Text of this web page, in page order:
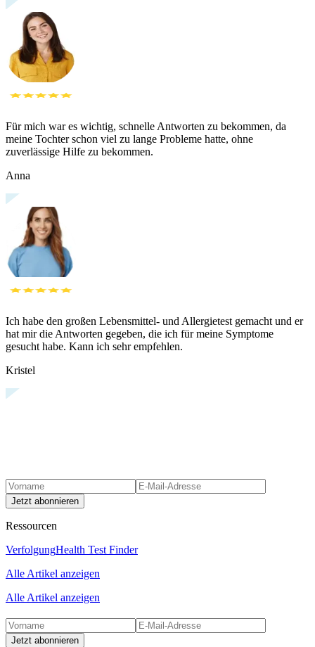
Für mich war es wichtig, schnelle Antworten zu bekommen, da
meine Tochter schon viel zu lange Probleme hatte, ohne
zuverlässige Hilfe zu bekommen.
Anna
Ich habe den großen Lebensmittel- und Allergietest gemacht und er
hat mir die Antworten gegeben, die ich für meine Symptome
gesucht habe. Kann ich sehr empfehlen.
Kristel
Jetzt abonnieren
Ressourcen
VerfolgungHealth Test Finder
Alle Artikel anzeigen
Alle Artikel anzeigen
Jetzt abonnieren